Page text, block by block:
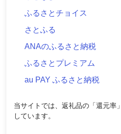
ふるさとチョイス
さとふる
ANAのふるさと納税
ふるさとプレミアム
au PAY ふるさと納税
当サイトでは、返礼品の「還元率
しています。